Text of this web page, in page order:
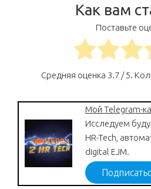
Как вам
Поставьте
Средняя оценка 3.7 / 5.
Мой Telegram-
Исследуем
HR-Tech,
digital EJM.